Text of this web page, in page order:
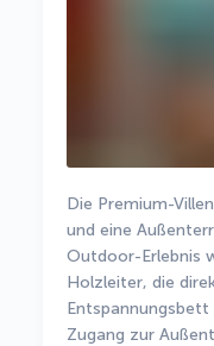
Die Premium-
und eine
Outdoor-Erlebnis
Holzleiter, die
Zugang zur